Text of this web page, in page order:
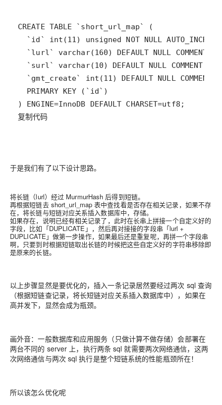
复制代码
于是我们有了以下设计思路。
将长链（lurl）经过 MurmurHash 后得到短链。
再根据短链去 short_url_map 表中查找看是否存在相关记录，如果不存
在，将长链与短链对应关系插入数据库中，存储。
如果存在，说明已经有相关记录了，此时在长串上拼接一个自定义好的
字段，比如「DUPLICATE」，然后再对接接的字段串「lurl +
DUPLICATE」做第一步操作，如果最后还是重复呢，再拼一个字段串
啊，只要到时根据短链取出长链的时候把这些自定义好的字符串移除即
是原来的长链。
以上步骤显然是要优化的，插入一条记录居然要经过两次 sql 查询
（根据短链查记录，将长短链对应关系插入数据库中），如果在
高并发下，显然会成为瓶颈。
画外音：一般数据库和应用服务（只做计算不做存储）会部署在
两台不同的 server 上，执行两条 sql 就需要两次网络通信，这两
次网络通信与两次 sql 执行是整个短链系统的性能瓶颈所在！
所以该怎么优化呢